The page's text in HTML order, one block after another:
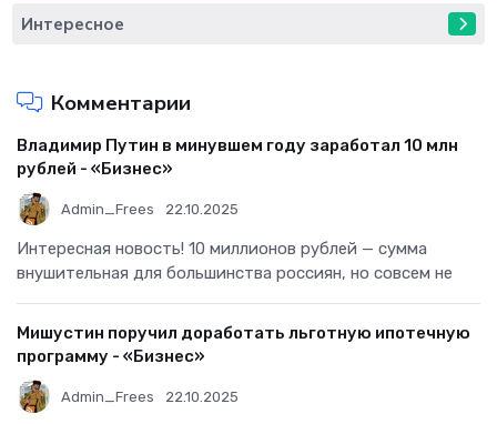
Интересное
Комментарии
Владимир Путин в минувшем году заработал 10 млн
рублей - «Бизнес»
Admin_Frees 22.10.2025
Интересная новость! 10 миллионов рублей — сумма
внушительная для большинства россиян, но совсем не
Мишустин поручил доработать льготную ипотечную
программу - «Бизнес»
Admin_Frees 22.10.2025